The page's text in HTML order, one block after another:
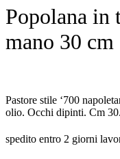
Popolana in
mano 30 cm
Pastore stile ‘700
olio. Occhi dipinti. Cm 30.
spedito entro 2 giorni